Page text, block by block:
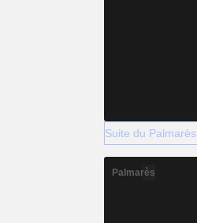
Suite du Palmarès
Palmarès